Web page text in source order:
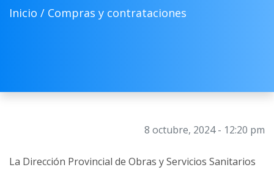
Inicio / Compras y contrataciones
8 octubre, 2024 - 12:20 pm
La Dirección Provincial de Obras y Servicios Sanitarios